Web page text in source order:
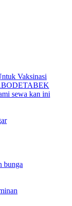
Vaksinasi
sewa kan ini
bunga